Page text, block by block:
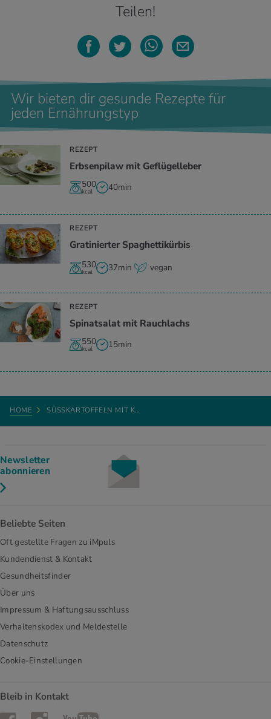
Teilen!
Wir bieten dir gesunde Rezepte für
jeden Ernährungstyp
REZEPT
Erbsenpilaw mit Geflügelleber
500
kcal 40min
REZEPT
Gratinierter Spaghettikürbis
530
kcal 37min vegan
REZEPT
Spinatsalat mit Rauchlachs
550
kcal 15min
HOME SÜSSKARTOFFELN MIT K…
Newsletter
abonnieren
Beliebte Seiten
Oft gestellte Fragen zu iMpuls
Kundendienst & Kontakt
Gesundheitsfinder
Über uns
Impressum & Haftungsausschluss
Verhaltenskodex und Meldestelle
Datenschutz
Cookie-Einstellungen
Bleib in Kontakt
Instagram